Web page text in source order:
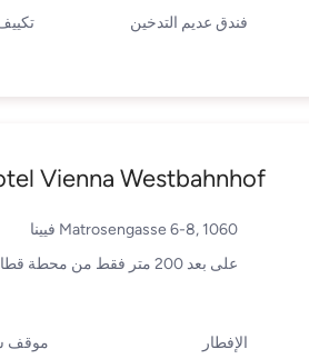
فندق عديم التدخين
Vienna Westbahnhof
Matrosengasse 6-8, 1060 فيينا
على بعد 200 متر فقط من محطة قطارات فيستبانهوف
الإفطار موقف